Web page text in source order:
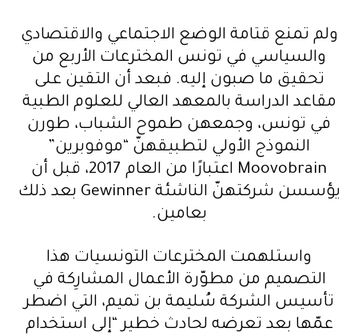
ولم تمنع قتامة الوضع الاجتماعي والاقتصادي
والسياسي في تونس المخترعات الأربع من
تحقيق ما صبون إليه. فبعد أن التقين على
مقاعد الدراسة بالمعهد العالي للعلوم الطبية
في تونس، وجمعهن طموح الشباب، طورن
النموذج الأولي لتطبيقهنّ “موفوبرين”
Moovobrain اعتبارًا من العام 2017، قبل أن
يؤسسن شركتهنّ الناشئة Gewinner بعد ذلك
بعامين.
واستلهمت المخترعات التونسيات هذا
التصميم من مطوّرة الأعمال المشارِكة في
تأسيس الشركة سُليمة بن تميم، التي اضطر
عمّها بعد تعرضه لحادث خطير “إلى استخدام